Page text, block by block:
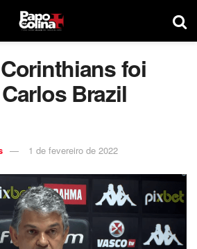
foi
Brazil
1 de fevereiro de 2022